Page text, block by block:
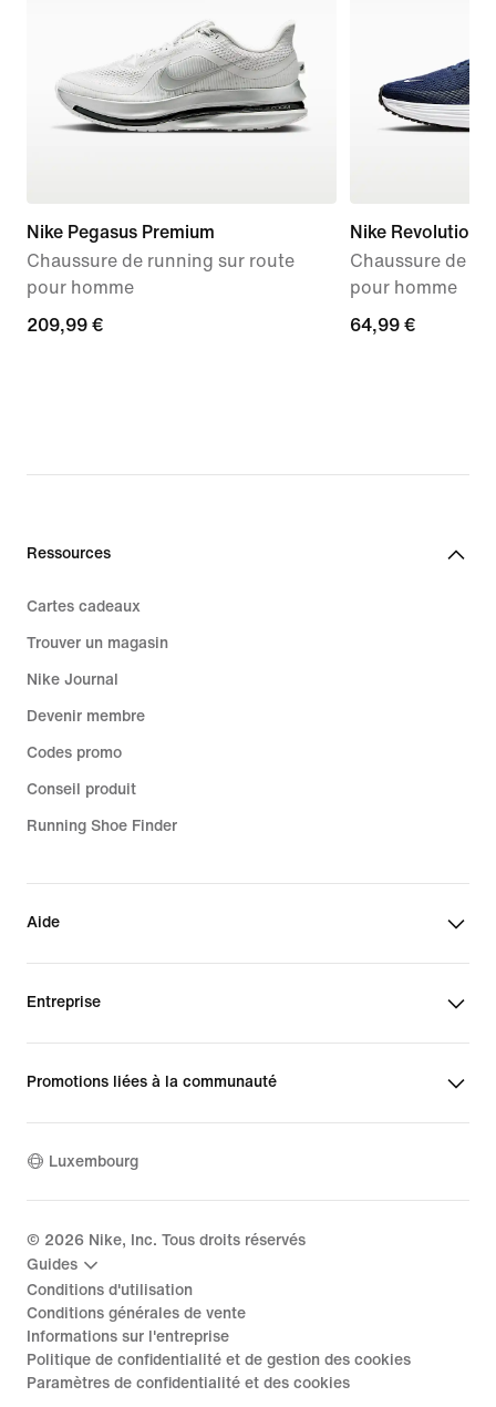
Nike Pegasus Premium
Chaussure de running sur route
pour homme
209,99 €
209,99 €
Nike Revolution 8
Chaussure de
pour homme
64,99 €
64,99 €
Ressources
Cartes cadeaux
Trouver un magasin
Nike Journal
Devenir membre
Codes promo
Conseil produit
Running Shoe Finder
Aide
Entreprise
Promotions liées à la communauté
Luxembourg
© 2026 Nike, Inc. Tous droits réservés
Guides
Conditions d'utilisation
Conditions générales de vente
Informations sur l'entreprise
Politique de confidentialité et de gestion des cookies
Paramètres de confidentialité et des cookies